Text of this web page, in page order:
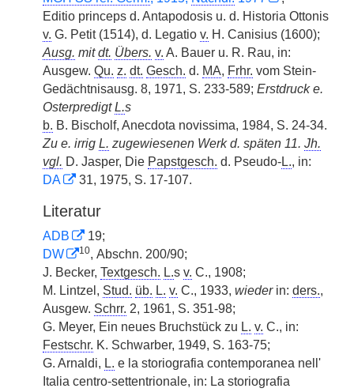
Editio princeps d. Antapodosis u. d. Historia Ottonis
v. G. Petit (1514), d. Legatio v. H. Canisius (1600);
Ausg. mitdt. Übers. v. A. Bauer u. R. Rau, in:
Ausgew. Qu. z. dt. Gesch. d. MA, Frhr. vom Stein-
Gedächtnisausg. 8, 1971, S. 233-589; Erstdruck e.
OsterpredigtL.s
b. B. Bischolf, Anecdota novissima, 1984, S. 24-34.
Zu e. irrig L. zugewiesenen Werk d. späten 11. Jh.
vgl. D. Jasper, Die Papstgesch. d. Pseudo-L., in:
DA
31, 1975, S. 17-107.
Literatur
ADB
19;
DW
10, Abschn. 200/90;
J. Becker, Textgesch. L.s v. C., 1908;
M. Lintzel, Stud. üb. L. v. C., 1933, wiederin: ders.,
Ausgew. Schrr. 2, 1961, S. 351-98;
G. Meyer, Ein neues Bruchstück zu L. v. C., in:
Festschr. K. Schwarber, 1949, S. 163-75;
G. Arnaldi, L. e la storiografia contemporanea nell'
Italia centro-settentrionale, in: La storiografia